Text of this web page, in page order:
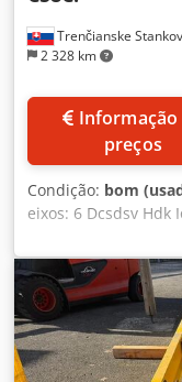
Trenčianske
2 328 km
preços
Condição: bom
eixos: 6 Dcsdsv Hdk